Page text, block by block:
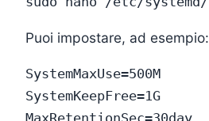
Puoi impostare, ad esempio:
SystemMaxUse=500M
SystemKeepFree=1G